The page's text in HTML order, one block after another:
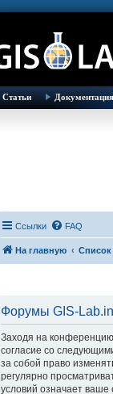
Статьи Документация
Ссылки FAQ
На главную
Форумы GIS-
Заходя на
согласие со
за собой право
регулярно
условий означает ваше